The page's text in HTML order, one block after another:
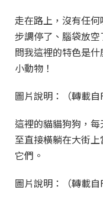
走在路上，沒有任何
步調停了、腦袋放
問我這裡的特色是
小動物！
圖片說明：（轉載自
這裡的貓貓狗狗，
至直接橫躺在大街
它們。
圖片說明：（轉載自